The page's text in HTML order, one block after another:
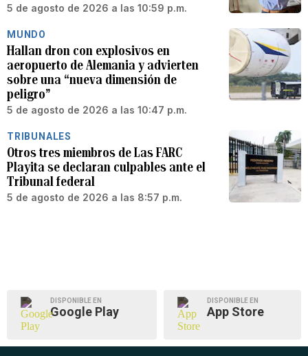
5 de agosto de 2026 a las 10:59 p.m.
MUNDO
Hallan dron con explosivos en
aeropuerto de Alemania y advierten
sobre una “nueva dimensión de
peligro”
5 de agosto de 2026 a las 10:47 p.m.
TRIBUNALES
Otros tres miembros de Las FARC
Playita se declaran culpables ante el
Tribunal federal
5 de agosto de 2026 a las 8:57 p.m.
DISPONIBLE EN
Google Play
DISPONIBLE EN
App Store